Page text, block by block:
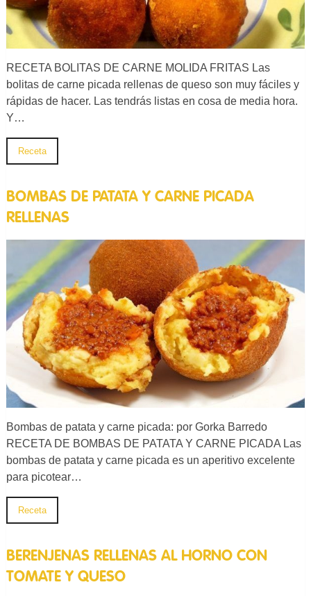
RECETA BOLITAS DE CARNE MOLIDA FRITAS Las
bolitas de carne picada rellenas de queso son muy fáciles y
rápidas de hacer. Las tendrás listas en cosa de media hora.
Y…
Receta
BOMBAS DE PATATA Y CARNE PICADA
RELLENAS
Bombas de patata y carne picada: por Gorka Barredo
RECETA DE BOMBAS DE PATATA Y CARNE PICADA Las
bombas de patata y carne picada es un aperitivo excelente
para picotear…
Receta
BERENJENAS RELLENAS AL HORNO CON
TOMATE Y QUESO